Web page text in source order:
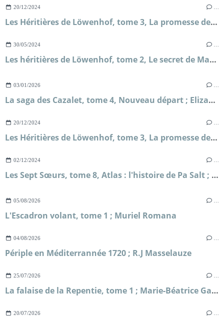
20/12/2024
Les Héritières de Löwenhof, tome 3, La promesse de Solveig ; Corina Bomann
30/05/2024
Les héritières de Löwenhof, tome 2, Le secret de Mathilda ; Corina Bomann
03/01/2026
La saga des Cazalet, tome 4, Nouveau départ ; Elizabeth Jane Howard
20/12/2024
Les Héritières de Löwenhof, tome 3, La promesse de Solveig ; Corina Bomann
02/12/2024
Les Sept Sœurs, tome 8, Atlas : l'histoire de Pa Salt ; Lucinda Riley et Harry Whittaker
05/08/2026
L'Escadron volant, tome 1 ; Muriel Romana
04/08/2026
Périple en Méditerrannée 1720 ; R.J Masselauze
25/07/2026
La falaise de la Repentie, tome 1 ; Marie-Béatrice Gauvin
20/07/2026